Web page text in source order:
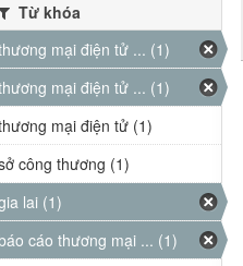
Từ khóa
mại điện tử ... (1)
mại điện tử ... (1)
mại điện tử (1)
công thương (1)
lai (1)
cáo thương mại ... (1)